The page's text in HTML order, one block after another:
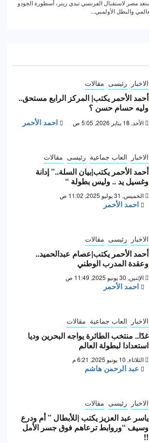
الاخبار رئيسى مقالات
أحمد الأحمر يكتب| المركز الرابع مستحق..
وليه حسام حسن ؟
الأحد, 18 يناير 2026, 5:05 ص احمد الأحمر
الاخبار العاب جماعية رئيسى مقالات
أحمد الأحمر يكتب|بيان السلة..” إدانة
وغسيل يد .. وليس بطولة “
الخميس, 31 يوليو 2025, 11:02 ص
احمد الأحمر
الاخبار رئيسى مقالات
أحمد الأحمر يكتب|عصام عبدالحميد..
وعقدة المدرب الوطني
الإثنين, 30 يونيو 2025, 11:49 ص
احمد الأحمر
الاخبار العاب جماعية مقالات
غدًا.. منتخب الطائرة يواجه البحرين وديا
استعدادا لبطولة العالم
الثلاثاء, 10 يونيو 2025, 6:21 م
عبد الرحمن هاشم
الاخبار رئيسى مقالات
ياسر عبد العزيز يكتب |للأبطال ” أم ودرع
وسيف “وروابط ترعاهم فوق جسر الأمل
!!